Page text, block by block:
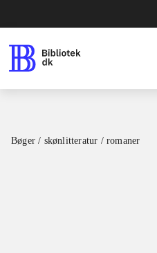
Bøger / skønlitteratur / romaner